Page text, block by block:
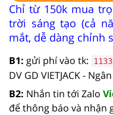
Chỉ từ 150k mua
trời sáng tạo (cả
mắt, dễ dàng chỉnh
B1: gửi phí vào tk:
DV GD VIETJACK -
B2: Nhắn tin tới Zalo
để thông báo và nhận